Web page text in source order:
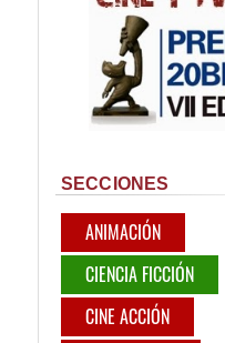
SECCIONES
ANIMACIÓN
CIENCIA FICCIÓN
CINE ACCIÓN